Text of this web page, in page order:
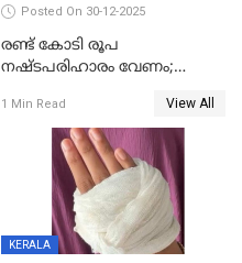
Posted On 30-12-2025
രണ്ട് കോടി രൂപ
നഷ്ടപരിഹാരം വേണം;
നോട്ടീസയച്ച് ഉമാ തോമസ്
1 Min Read View All
KERALA